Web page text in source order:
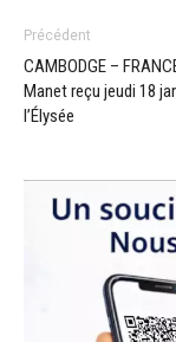
Précédent
CAMBODGE –
Manet reçu jeudi 18
l’Élysée